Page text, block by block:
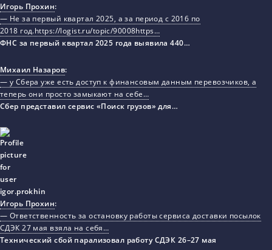
Игорь Прохин:
— Не за первый квартал 2025, а за период с 2016 по
2018 год.https://logist.ru/topic/90008https…
ФНС за первый квартал 2025 года выявила 440…
Михаил Назаров:
— у Сбера уже есть доступ к финансовым данным перевозчиков, а
теперь они просто замыкают на себе…
Сбер представил сервис «Поиск грузов» для…
Игорь Прохин:
— Ответственность за остановку работы сервиса доставки посылок
СДЭК 27 мая взяла на себя…
Технический сбой парализовал работу СДЭК 26–27 мая